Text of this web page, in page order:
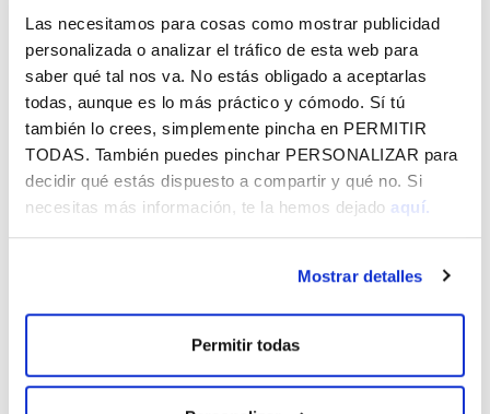
Las necesitamos para cosas como mostrar publicidad
personalizada o analizar el tráfico de esta web para
saber qué tal nos va. No estás obligado a aceptarlas
todas, aunque es lo más práctico y cómodo. Sí tú
también lo crees, simplemente pincha en PERMITIR
TODAS. También puedes pinchar PERSONALIZAR para
decidir qué estás dispuesto a compartir y qué no. Si
necesitas más información, te la hemos dejado aquí.
Mostrar detalles
Permitir todas
Idioma:Castellano, euskera. Subtítulos en castellano.
Directoras
LARRAITZ ZUAZO, ZURI GOIKOETXEA, AINHOA
ANDRAKA
Productora ejecutiva y realizadora en Begira Produkzioak,
Larraitz Zuazo ha dirigido documentales como `Nosotras,
bandas´ (2017) o `Esther Ferrer, hilos de tiempo´ (2019).
2016 trabaja principalmente junto a Doxa Producciones. En
2022 codirigió el documental `Cabeza y corazón´ junto a